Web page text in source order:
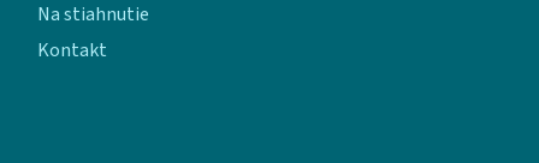
Na stiahnutie
Kontakt